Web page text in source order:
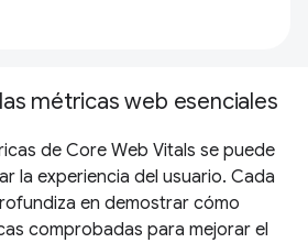
métricas web esenciales
de Core Web Vitals se puede
la experiencia del usuario. Cada
en demostrar cómo
comprobadas para mejorar el